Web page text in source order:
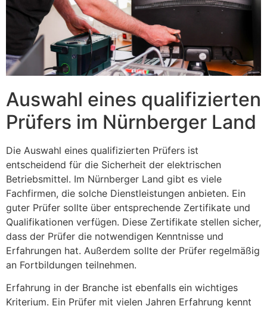
Auswahl eines qualifizierten
Prüfers im Nürnberger Land
Die Auswahl eines qualifizierten Prüfers ist
entscheidend für die Sicherheit der elektrischen
Betriebsmittel. Im Nürnberger Land gibt es viele
Fachfirmen, die solche Dienstleistungen anbieten. Ein
guter Prüfer sollte über entsprechende Zertifikate und
Qualifikationen verfügen. Diese Zertifikate stellen sicher,
dass der Prüfer die notwendigen Kenntnisse und
Erfahrungen hat. Außerdem sollte der Prüfer regelmäßig
an Fortbildungen teilnehmen.
Erfahrung in der Branche ist ebenfalls ein wichtiges
Kriterium. Ein Prüfer mit vielen Jahren Erfahrung kennt